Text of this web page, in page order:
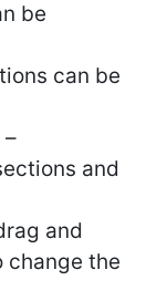
be
can be
–
and
and
change the